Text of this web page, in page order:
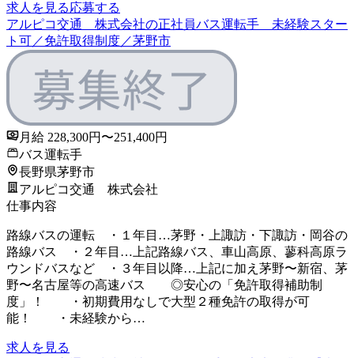
求人を見る応募する
アルピコ交通 株式会社の正社員バス運転手 未経験スター
ト可／免許取得制度／茅野市
月給 228,300円〜251,400円
バス運転手
長野県茅野市
アルピコ交通 株式会社
仕事内容
路線バスの運転 ・１年目…茅野・上諏訪・下諏訪・岡谷の
路線バス ・２年目…上記路線バス、車山高原、蓼科高原ラ
ウンドバスなど ・３年目以降…上記に加え茅野〜新宿、茅
野〜名古屋等の高速バス ◎安心の「免許取得補助制
度」！ ・初期費用なしで大型２種免許の取得が可
能！ ・未経験から…
求人を見る